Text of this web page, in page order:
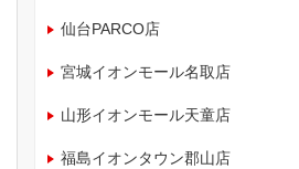
仙台PARCO店
宮城イオンモール名取店
山形イオンモール天童店
福島イオンタウン郡山店